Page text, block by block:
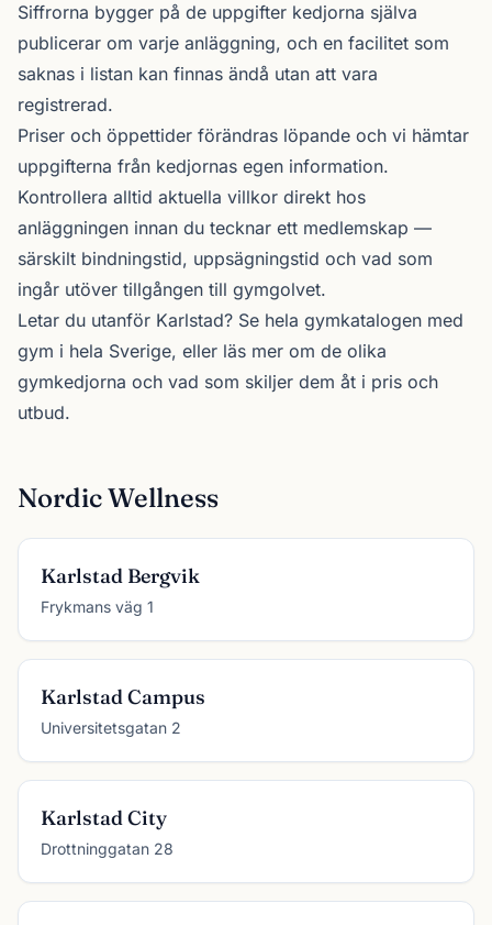
Siffrorna bygger på de uppgifter kedjorna själva
publicerar om varje anläggning, och en facilitet som
saknas i listan kan finnas ändå utan att vara
registrerad.
Priser och öppettider förändras löpande och vi hämtar
uppgifterna från kedjornas egen information.
Kontrollera alltid aktuella villkor direkt hos
anläggningen innan du tecknar ett medlemskap —
särskilt bindningstid, uppsägningstid och vad som
ingår utöver tillgången till gymgolvet.
Letar du utanför Karlstad? Se hela gymkatalogen med
gym i hela Sverige, eller läs mer om de olika
gymkedjorna och vad som skiljer dem åt i pris och
utbud.
Nordic Wellness
Karlstad Bergvik
Frykmans väg 1
Karlstad Campus
Universitetsgatan 2
Karlstad City
Drottninggatan 28